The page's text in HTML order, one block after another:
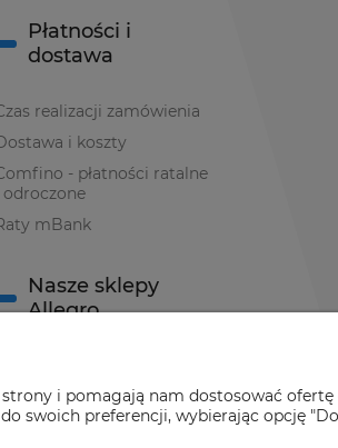
Płatności i
dostawa
realizacji zamówienia
i koszty
- płatności ratalne
odroczone
mBank
Nasze sklepy
Allegro
Allegro nr 2
i pomagają nam dostosować
swoich preferencji, wybierając opcję